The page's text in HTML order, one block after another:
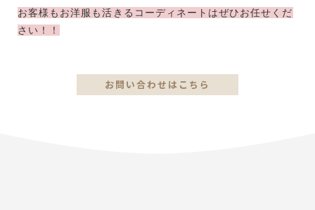
お客様もお洋服も活きるコーディネートはぜひお任せくだ
さい！！
お問い合わせはこちら